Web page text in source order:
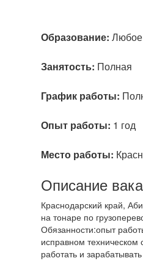
Образование: Любое
Занятость: Полная
График работы:
Опыт работы: 1 год
Место работы:
Описание
Краснодарский край,
на тонаре по
Обязанности:опыт
исправном техническом
работать и